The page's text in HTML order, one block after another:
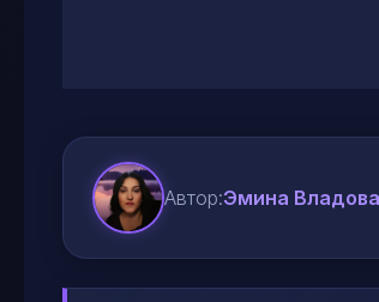
Автор:Эмина Владова